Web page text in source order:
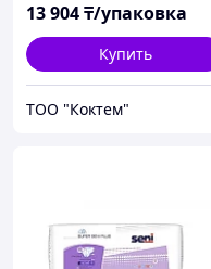
13 904₸/упаковка
Купить
ТОО "Коктем"